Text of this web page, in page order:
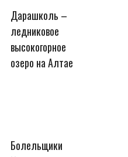
Дарашколь –
ледниковое
высокогорное
озеро на Алтае
Болельщики